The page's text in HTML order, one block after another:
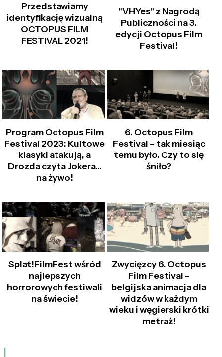
Przedstawiamy
identyfikację wizualną
OCTOPUS FILM
FESTIVAL 2021!
"VHYes" z Nagrodą
Publiczności na 3.
edycji Octopus Film
Festival!
Program Octopus Film
Festival 2023: Kultowe
klasyki atakują, a
Drozda czyta Jokera...
na żywo!
6. Octopus Film
Festival – tak miesiąc
temu było. Czy to się
śniło?
Splat!FilmFest wśród
najlepszych
horrorowych festiwali
na świecie!
Zwycięzcy 6. Octopus
Film Festival –
belgijska animacja dla
widzów w każdym
wieku i węgierski krótki
metraż!